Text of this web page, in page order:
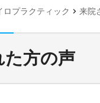
ロプラクティック chevron_right 来院
た方の声